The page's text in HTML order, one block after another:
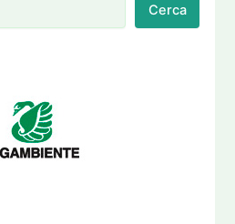
Cerca